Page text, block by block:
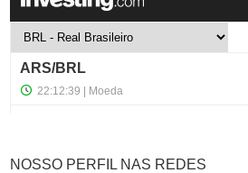
NOSSO PERFIL NAS REDES